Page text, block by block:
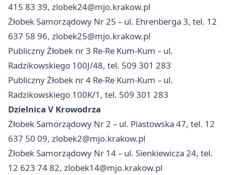
415 83 39, zlobek24@mjo.krakow.pl
Żłobek Samorządowy Nr 25 – ul. Ehrenberga 3, tel. 12
637 58 96, zlobek25@mjo.krakow.pl
Publiczny Żłobek nr 3 Re-Re Kum-Kum – ul.
Radzikowskiego 100J/48, tel. 509 301 283
Publiczny Żłobek nr 4 Re-Re Kum-Kum – ul.
Radzikowskiego 100K/1, tel. 509 301 283
Dzielnica V Krowodrza
Żłobek Samorządowy Nr 2 – ul. Piastowska 47, tel. 12
637 50 09, zlobek2@mjo.krakow.pl
Żłobek Samorządowy Nr 14 – ul. Sienkiewicza 24, tel.
12 623 74 82, zlobek14@mjo.krakow.pl